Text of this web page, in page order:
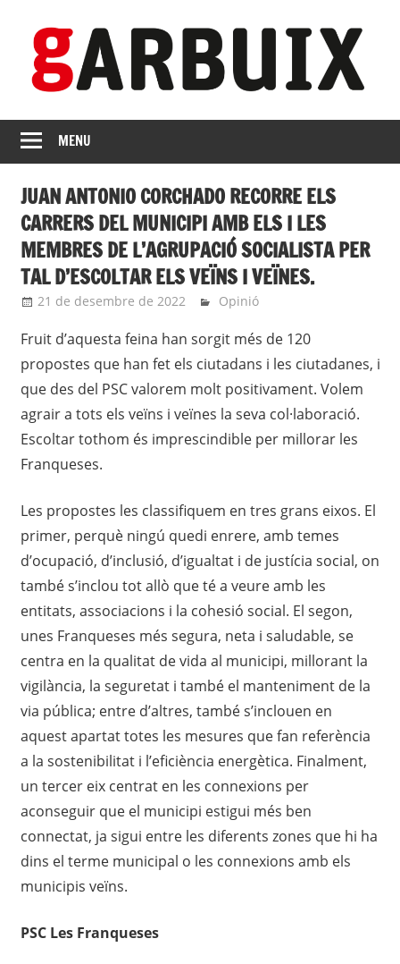
content
GARBUIX
Independent
de
Franqueses
MENU
JUAN ANTONIO CORCHADO RECORRE ELS
CARRERS DEL MUNICIPI AMB ELS I LES
MEMBRES DE L’AGRUPACIÓ SOCIALISTA PER
TAL D’ESCOLTAR ELS VEÏNS I VEÏNES.
21 de desembre de 2022 Eli
Opinió
Fruit d’aquesta feina han sorgit més de 120
propostes que han fet els ciutadans i les ciutadanes, i
que des del PSC valorem molt positivament. Volem
agrair a tots els veïns i veïnes la seva col·laboració.
Escoltar tothom és imprescindible per millorar les
Franqueses.
Les propostes les classifiquem en tres grans eixos. El
primer, perquè ningú quedi enrere, amb temes
d’ocupació, d’inclusió, d’igualtat i de justícia social, on
també s’inclou tot allò que té a veure amb les
entitats, associacions i la cohesió social. El segon,
unes Franqueses més segura, neta i saludable, se
centra en la qualitat de vida al municipi, millorant la
vigilància, la seguretat i també el manteniment de la
via pública; entre d’altres, també s’inclouen en
aquest apartat totes les mesures que fan referència
a la sostenibilitat i l’eficiència energètica. Finalment,
un tercer eix centrat en les connexions per
aconseguir que el municipi estigui més ben
connectat, ja sigui entre les diferents zones que hi ha
dins el terme municipal o les connexions amb els
municipis veïns.
PSC Les Franqueses